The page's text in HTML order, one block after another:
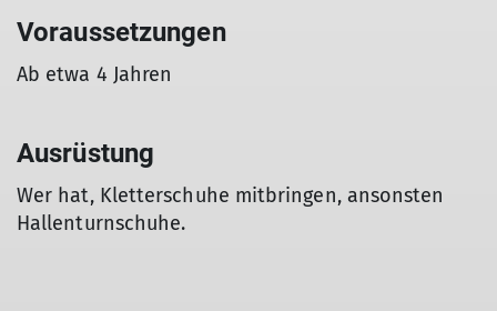
Voraussetzungen
Ab etwa 4 Jahren
Ausrüstung
Wer hat, Kletterschuhe mitbringen, ansonsten
Hallenturnschuhe.